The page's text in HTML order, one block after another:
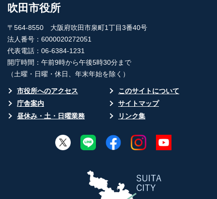
吹田市役所
〒564-8550 大阪府吹田市泉町1丁目3番40号
法人番号：6000020272051
代表電話：06-6384-1231
開庁時間：午前9時から午後5時30分まで
（土曜・日曜・休日、年末年始を除く）
市役所へのアクセス
このサイトについて
庁舎案内
サイトマップ
昼休み・土・日曜業務
リンク集